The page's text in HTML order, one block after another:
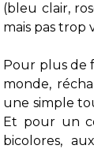
(bleu clair,
mais pas trop
Pour plus de
monde,
une simple
Et pour un
bicolores,